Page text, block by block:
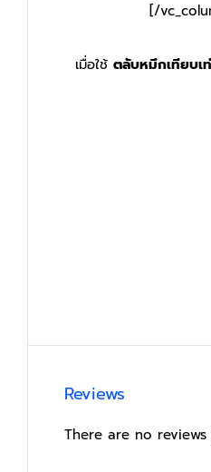
[/
เมื่อใช้ ตลับหมึกเทียบเ
Reviews
There are no reviews